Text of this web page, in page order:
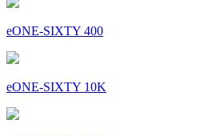
eONE-SIXTY 400
eONE-SIXTY 10K